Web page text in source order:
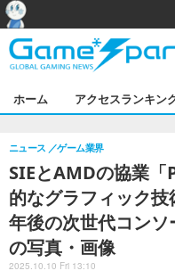
ホーム アクセスランキン
SIEとAMDの協業
的なグラフィック
年後の次世代コン
の写真・画像
ニュース ゲーム業界
2025.10.10 Fri 13:10